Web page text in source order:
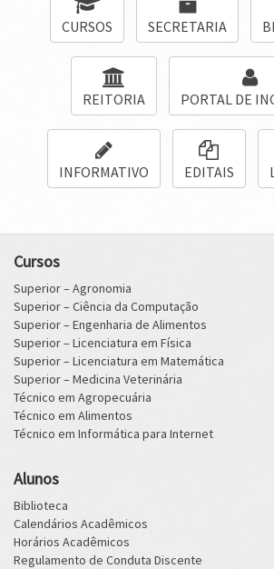
CURSOS SECRETARIA
REITORIA PORTAL DE
INFORMATIVO EDITAIS
Cursos
Superior – Agronomia
Superior – Ciência da Computação
Superior – Engenharia de Alimentos
Superior – Licenciatura em Física
Superior – Licenciatura em Matemática
Superior – Medicina Veterinária
Técnico em Agropecuária
Técnico em Alimentos
Técnico em Informática para Internet
Alunos
Biblioteca
Calendários Acadêmicos
Horários Acadêmicos
Regulamento de Conduta Discente